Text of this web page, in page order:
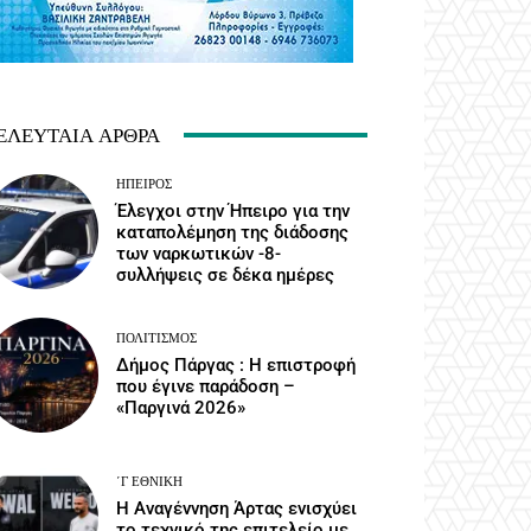
ΆΡΘΡΑ
ΉΠΕΙΡΟΣ
Έλεγχοι στην Ήπειρο για την
καταπολέμηση της διάδοσης
των ναρκωτικών -8-
συλλήψεις σε δέκα ημέρες
ΠΟΛΙΤΙΣΜΌΣ
Δήμος Πάργας : Η επιστροφή
που έγινε παράδοση –
«Παργινά 2026»
΄Γ ΕΘΝΙΚΉ
Η Αναγέννηση Άρτας ενισχύει